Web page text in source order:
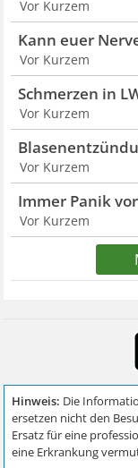
Vor Kurzem
Kann euer
Vor Kurzem
Schmerzen in
Vor Kurzem
Vor Kurzem
Immer Panik
Vor Kurzem